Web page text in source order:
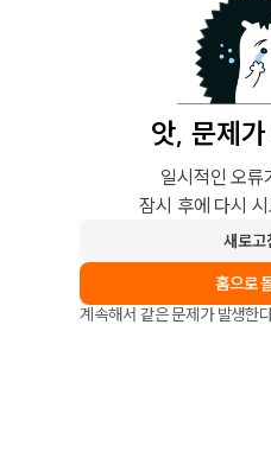
앗, 문제
일시적인 오류
잠시 후에 다시
새로고
홈으로
계속해서 같은 문제가 발생한